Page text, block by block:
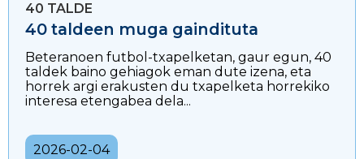
40 TALDE
40 taldeen muga gaindituta
Beteranoen futbol-txapelketan, gaur egun, 40
taldek baino gehiagok eman dute izena, eta
horrek argi erakusten du txapelketa horrekiko
interesa etengabea dela...
2026-02-04